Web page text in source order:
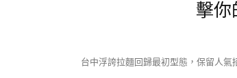
擊你
台中浮誇拉麵回歸最初型態，保留人